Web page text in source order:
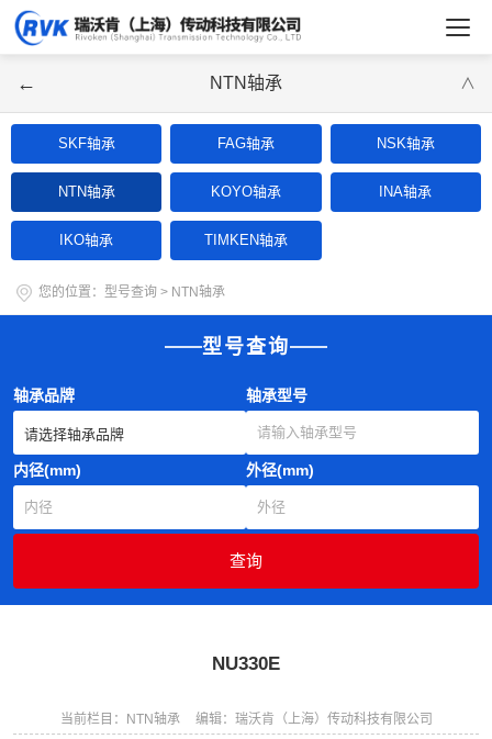
← NTN轴承 ∨
SKF轴承 FAG轴承 NSK轴承
NTN轴承 KOYO轴承 INA轴承
IKO轴承 TIMKEN轴承
您的位置： 型号查询 > NTN轴承
型号查询
轴承品牌 轴承型号
内径(mm) 外径(mm)
NU330E
当前栏目：NTN轴承 编辑：瑞沃肯（上海）传动科技有限公司